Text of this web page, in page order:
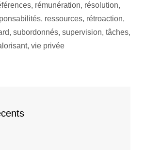
, rémunération, résolution,
, ressources, rétroaction,
, subordonnés, supervision, tâches,
, vie privée